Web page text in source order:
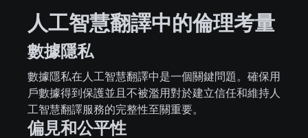
人工智慧翻譯中的倫理考量
數據隱私
數據隱私在人工智慧翻譯中是一個關鍵問題。確保用
戶數據得到保護並且不被濫用對於建立信任和維持人
工智慧翻譯服務的完整性至關重要。
偏見和公平性